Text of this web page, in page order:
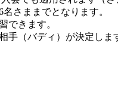
さままでとなります。
できます。
手（バディ）が決定しま